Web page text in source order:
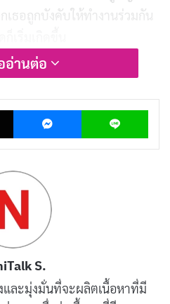
เธอถูกบังคับให้ทำงานร่วมกัน
อการทำงานร่วมกันของตัว
นถึงการทำความเข้าใจและ
ต่อกัน เป็นการเดินทางที่น่าตื่น
พันธ์ที่เติบโตขึ้นเรื่อย ๆ ซีรีส์นี้
แมนติก, ชีวิต
Shin Hyun Jin, Lee Yu Ri
อ่านต่อ
X Messenger Line
S.
และมุ่งมั่นที่จะผลิตเนื้อหาที่มี